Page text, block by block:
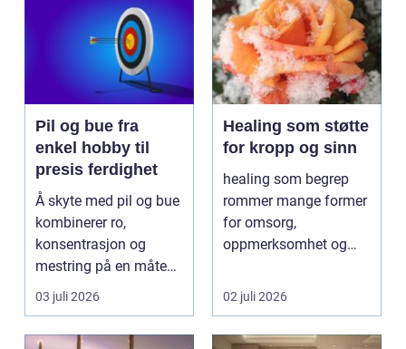
Pil og bue fra
enkel hobby til
presis ferdighet
Å skyte med pil og bue
kombinerer ro,
konsentrasjon og
mestring på en måte
få andre aktiviteter
gjør...
03 juli 2026
Healing som støtte
for kropp og sinn
healing som begrep
rommer mange former
for omsorg,
oppmerksomhet og
som mål å s...
02 juli 2026